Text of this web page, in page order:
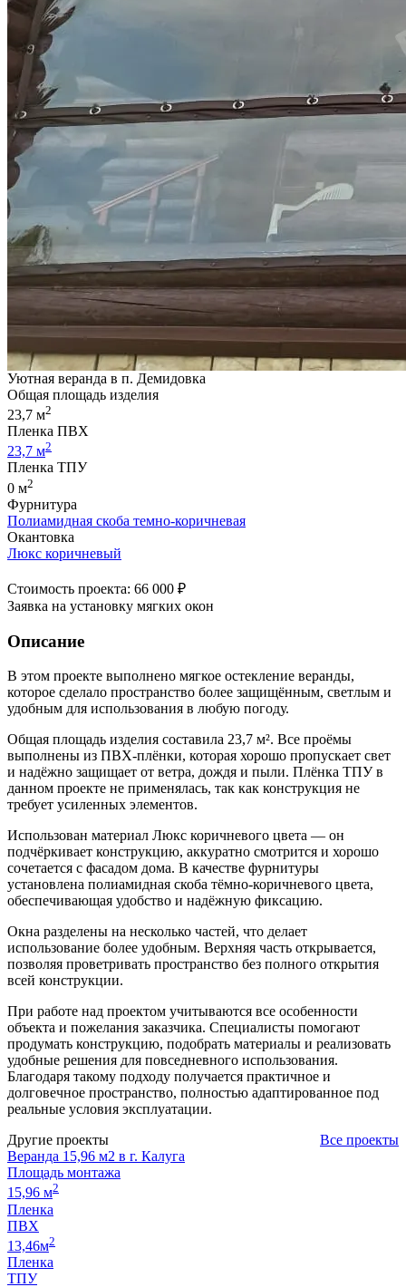
Уютная веранда в п. Демидовка
Общая площадь изделия
23,7 м2
Пленка ПВХ
23,7 м2
Пленка ТПУ
0 м2
Фурнитура
Полиамидная скоба темно-коричневая
Окантовка
Люкс коричневый
Стоимость проекта: 66 000 ₽
Заявка на установку мягких окон
Описание
В этом проекте выполнено мягкое остекление веранды,
которое сделало пространство более защищённым, светлым и
удобным для использования в любую погоду.
Общая площадь изделия составила 23,7 м². Все проёмы
выполнены из ПВХ-плёнки, которая хорошо пропускает свет
и надёжно защищает от ветра, дождя и пыли. Плёнка ТПУ в
данном проекте не применялась, так как конструкция не
требует усиленных элементов.
Использован материал Люкс коричневого цвета — он
подчёркивает конструкцию, аккуратно смотрится и хорошо
сочетается с фасадом дома. В качестве фурнитуры
установлена полиамидная скоба тёмно-коричневого цвета,
обеспечивающая удобство и надёжную фиксацию.
Окна разделены на несколько частей, что делает
использование более удобным. Верхняя часть открывается,
позволяя проветривать пространство без полного открытия
всей конструкции.
При работе над проектом учитываются все особенности
объекта и пожелания заказчика. Специалисты помогают
продумать конструкцию, подобрать материалы и реализовать
удобные решения для повседневного использования.
Благодаря такому подходу получается практичное и
долговечное пространство, полностью адаптированное под
реальные условия эксплуатации.
Другие проекты
Все проекты
Веранда 15,96 м2 в г. Калуга
Площадь монтажа
15,96 м2
Пленка
ПВХ
13,46м2
Пленка
ТПУ